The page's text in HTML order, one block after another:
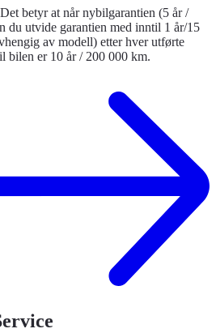
betyr at når nybilgarantien (5 år /
du utvide garantien med inntil 1 år/15
av modell) etter hver utførte
bilen er 10 år / 200 000 km.